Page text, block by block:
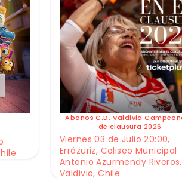
Abonos C.D. Valdivia
de clausura 2026
Viernes 03 de Julio 20:00,
Errázuriz, Coliseo Municipal
Antonio Azurmendy Riveros,
Valdivia, Chile